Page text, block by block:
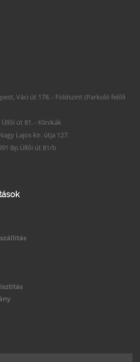
Váci út 178. - Földszint (Parkoló felőli
út 81. - Klinikák
Lajos kir. útja 127.
Bp.Üllői út 81/b